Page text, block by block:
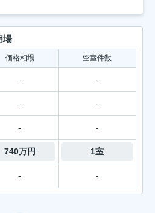
場
価格相場 空室件数
- -
- -
- -
740万円 1室
- -